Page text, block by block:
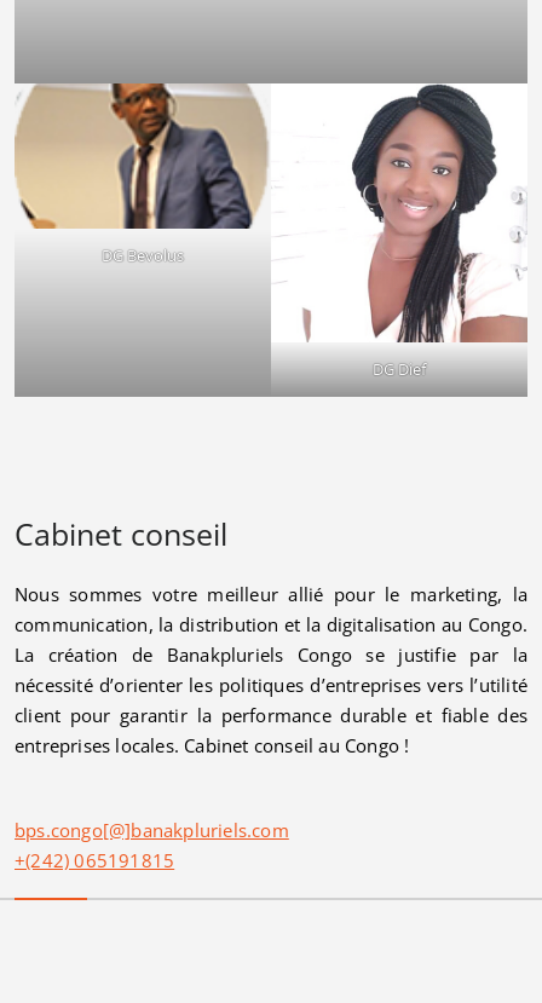
DG Bevolus
DG Dief
Cabinet conseil
Nous sommes votre meilleur allié pour le marketing, la
communication, la distribution et la digitalisation au Congo.
La création de Banakpluriels Congo se justifie par la
nécessité d’orienter les politiques d’entreprises vers l’utilité
client pour garantir la performance durable et fiable des
entreprises locales. Cabinet conseil au Congo !
bps.congo[@]banakpluriels.com
+(242) 065191815